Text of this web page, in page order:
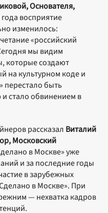
Основателя,
восприятие
изменилось:
«российский
мы видим
которые создают
на культурном коде и
перестало быть
стало обвинением в
рассказал Виталий
Московский
в Москве» уже
и за последние годы
в зарубежных
в Москве». При
— нехватка кадров